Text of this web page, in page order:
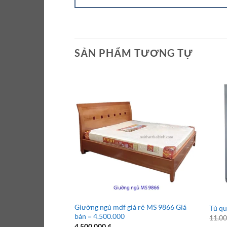
SẢN PHẨM TƯƠNG TỰ
Giường ngủ mdf giá rẻ MS 9866 Giá
bán = 4.500.000
Tủ